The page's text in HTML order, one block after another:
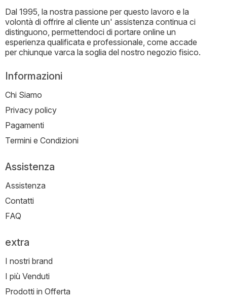
Dal 1995, la nostra passione per questo lavoro e la
volontà di offrire al cliente un' assistenza continua ci
distinguono, permettendoci di portare online un
esperienza qualificata e professionale, come accade
per chiunque varca la soglia del nostro negozio fisico.
Informazioni
Chi Siamo
Privacy policy
Pagamenti
Termini e Condizioni
Assistenza
Assistenza
Contatti
FAQ
extra
I nostri brand
I più Venduti
Prodotti in Offerta